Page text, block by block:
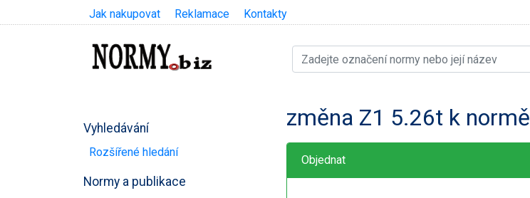
Jak nakupovat Reklamace Kontakty
Vyhledávání
Rozšířené hledání
Normy a publikace
změna Z1 5.26t k normě
Objednat